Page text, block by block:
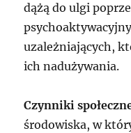
dążą do ulgi
uzależniających,
ich nadużywania.
Czynniki
środowiska, w